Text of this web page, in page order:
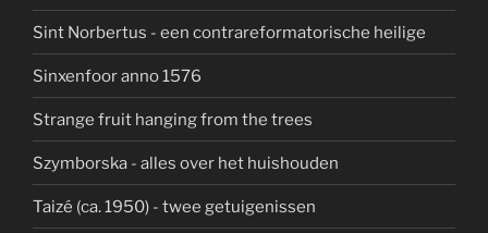
Sint Norbertus - een contrareformatorische heilige
Sinxenfoor anno 1576
Strange fruit hanging from the trees
Szymborska - alles over het huishouden
Taizé (ca. 1950) - twee getuigenissen